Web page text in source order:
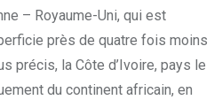
– Royaume-Uni, qui est
près de quatre fois moins
précis, la Côte d’Ivoire, pays le
du continent africain, en